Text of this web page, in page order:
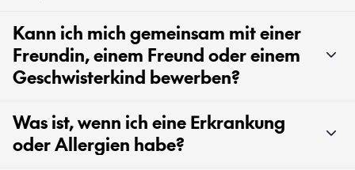
Kann ich mich gemeinsam mit einer
Freundin, einem Freund oder einem
Geschwisterkind bewerben?
Was ist, wenn ich eine Erkrankung
oder Allergien habe?